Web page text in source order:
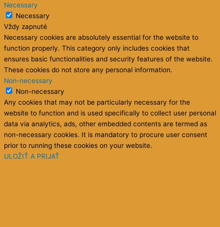
Necessary
Necessary
Vždy zapnuté
Necessary cookies are absolutely essential for the website to
function properly. This category only includes cookies that
ensures basic functionalities and security features of the website.
These cookies do not store any personal information.
Non-necessary
Non-necessary
Any cookies that may not be particularly necessary for the
website to function and is used specifically to collect user personal
data via analytics, ads, other embedded contents are termed as
non-necessary cookies. It is mandatory to procure user consent
prior to running these cookies on your website.
ULOŽIŤ A PRIJAŤ